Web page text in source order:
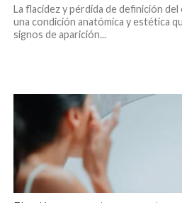
La flacidez y pérdida de definición
una condición anatómica y estética
signos de aparición...